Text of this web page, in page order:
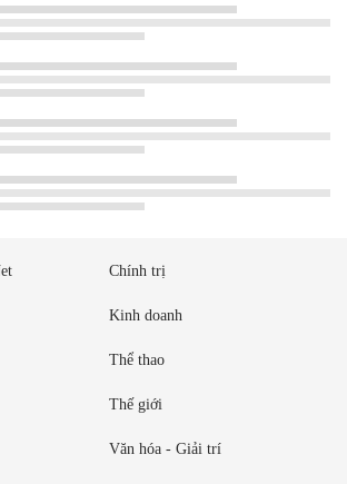
Chính trị
Kinh doanh
Thể thao
Thế giới
Văn hóa - Giải trí